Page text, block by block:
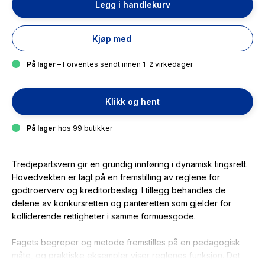
Legg i handlekurv
Kjøp med
På lager – Forventes sendt innen 1-2 virkedager
Klikk og hent
På lager hos 99 butikker
Tredjepartsvern gir en grundig innføring i dynamisk tingsrett.
Hovedvekten er lagt på en fremstilling av reglene for
godtroerverv og kreditorbeslag. I tillegg behandles de
delene av konkursretten og panteretten som gjelder for
kolliderende rettigheter i samme formuesgode.
Fagets begreper og metode fremstilles på en pedagogisk
måte, og praktiske eksempler viser reglenes funksjon. Det